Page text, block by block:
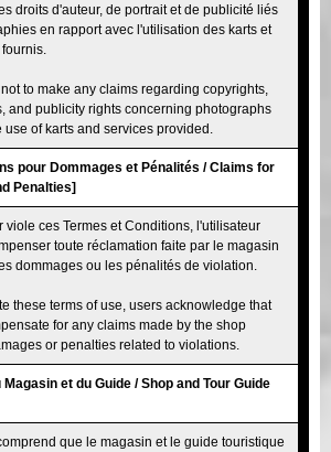
droits d'auteur, de portrait et de publicité liés
en rapport avec l'utilisation des karts et
to make any claims regarding copyrights,
and publicity rights concerning photographs
use of karts and services provided.
pour Dommages et Pénalités / Claims for
Penalties]
viole ces Termes et Conditions, l'utilisateur
toute réclamation faite par le magasin
dommages ou les pénalités de violation.
these terms of use, users acknowledge that
for any claims made by the shop
or penalties related to violations.
et du Guide / Shop and Tour Guide
que le magasin et le guide touristique